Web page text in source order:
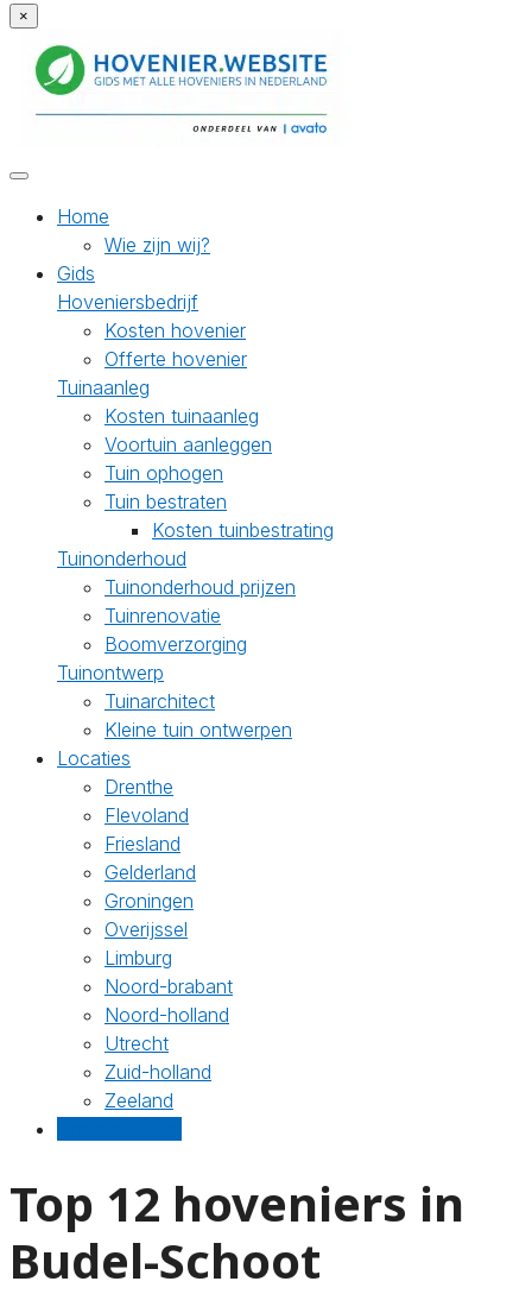
×
Home
Wie zijn wij?
Gids
Hoveniersbedrijf
Kosten hovenier
Offerte hovenier
Tuinaanleg
Kosten tuinaanleg
Voortuin aanleggen
Tuin ophogen
Tuin bestraten
Kosten tuinbestrating
Tuinonderhoud
Tuinonderhoud prijzen
Tuinrenovatie
Boomverzorging
Tuinontwerp
Tuinarchitect
Kleine tuin ontwerpen
Locaties
Drenthe
Flevoland
Friesland
Gelderland
Groningen
Overijssel
Limburg
Noord-brabant
Noord-holland
Utrecht
Zuid-holland
Zeeland
Top 12 hoveniers in
Budel-Schoot